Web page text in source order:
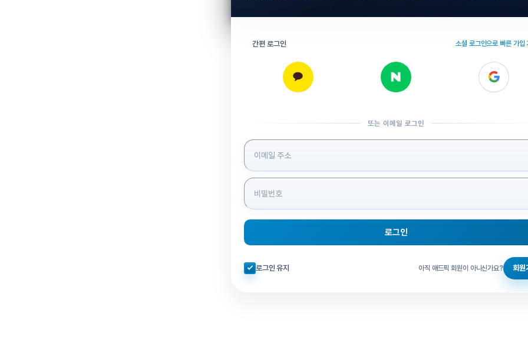
간편 로그인 소셜 로그인으로 빠른 가입
또는 이메일 로그인
로그인 정보 입력
로그인
자동로그인 체크
로그인 유지 아직 애드픽 회원이 아니신가요? 회원